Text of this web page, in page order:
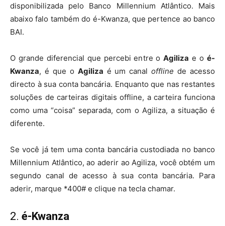
disponibilizada pelo Banco Millennium Atlântico. Mais
abaixo falo também do é-Kwanza, que pertence ao banco
BAI.
O grande diferencial que percebi entre oAgiliza e oé-
Kwanza, é que o Agiliza é um canaloffline de acesso
directo à sua conta bancária. Enquanto que nas restantes
soluções de carteiras digitais offline, a carteira funciona
como uma “coisa” separada, com o Agiliza, a situação é
diferente.
Se você já tem uma conta bancária custodiada no banco
Millennium Atlântico, ao aderir ao Agiliza, você obtém um
segundo canal de acesso à sua conta bancária. Para
aderir, marque *400# e clique na tecla chamar.
2. é-Kwanza